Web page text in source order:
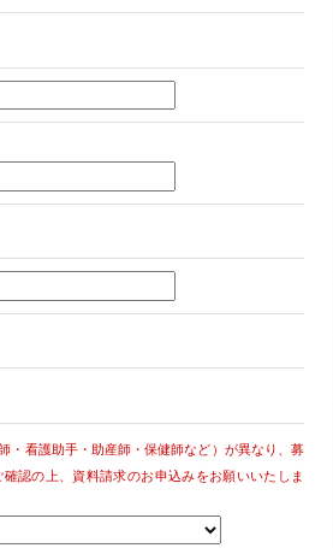
・看護助手・助産師・保健師など）が異なり、募
認の上、資料請求のお申込みをお願いいたしま